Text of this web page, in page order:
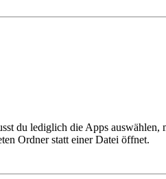
du lediglich die Apps
Ordner statt einer Datei öffnet.